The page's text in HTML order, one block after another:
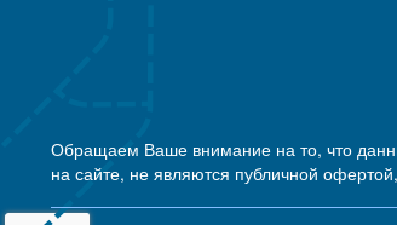
Обращаем Ваше внимание на то, что
на сайте, не являются публичной